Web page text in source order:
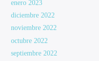
enero 2023
diciembre 2022
noviembre 2022
octubre 2022
septiembre 2022